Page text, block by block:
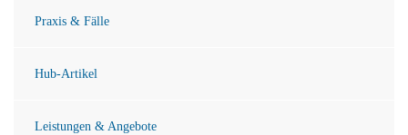
Praxis & Fälle
Hub-Artikel
Leistungen & Angebote